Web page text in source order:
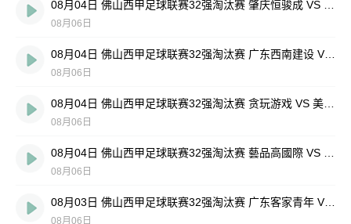
08月06日
08月04日 佛山西甲足球联赛32强淘汰赛 广东西南建设 VS 香港圣徒 全场录像
08月06日
08月06日
08月06日
08月03日 佛山西甲足球联赛32强淘汰赛 广东客家青年 VS 广州英华思力U17 全场录像
08月06日